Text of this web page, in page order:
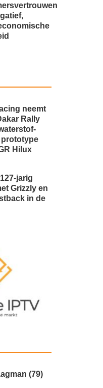
neemt
Rally
Hilux
jarig
Grizzly en
in de
(79)